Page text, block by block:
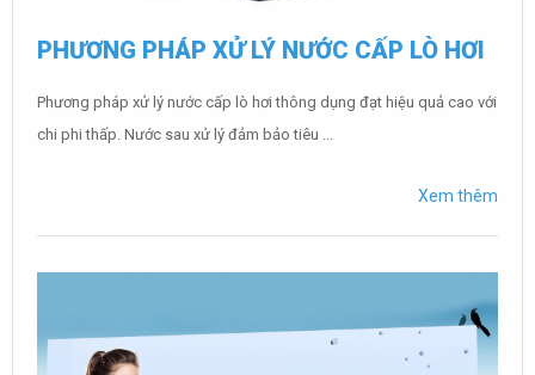
PHƯƠNG PHÁP XỬ LÝ NƯỚC CẤP LÒ HƠI
Phương pháp xử lý nước cấp lò hơi thông dụng đạt hiệu quả cao với
chi phi thấp. Nước sau xử lý đảm bảo tiêu ...
Xem thêm